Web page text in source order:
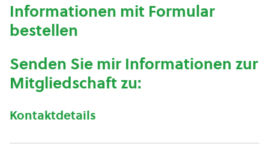
Informationen mit Formular
bestellen
Senden Sie mir Informationen zur
Mitgliedschaft zu:
Kontaktdetails